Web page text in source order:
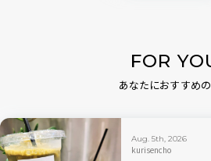
FOR
あなたにおすすめ
Aug. 5th, 2026
kurisencho